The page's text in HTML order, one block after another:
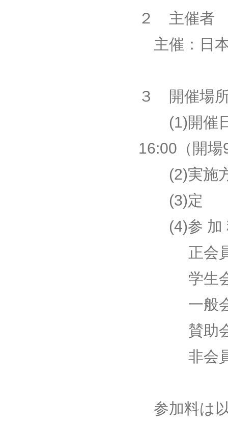
２ 主催者
主催：日
３ 開催場
(1)開催日
16:00（開場
(2)実施方
(3)定 員
(4)参 加
正会員
学生会
一般会
賛助会
非会員
参加料は